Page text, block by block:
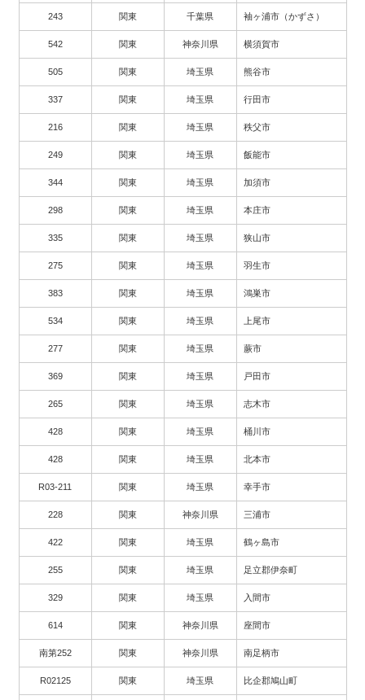
243 関東 千葉県 袖ヶ浦市（かずさ）
542 関東 神奈川県 横須賀市
505 関東 埼玉県 熊谷市
337 関東 埼玉県 行田市
216 関東 埼玉県 秩父市
249 関東 埼玉県 飯能市
344 関東 埼玉県 加須市
298 関東 埼玉県 本庄市
335 関東 埼玉県 狭山市
275 関東 埼玉県 羽生市
383 関東 埼玉県 鴻巣市
534 関東 埼玉県 上尾市
277 関東 埼玉県 蕨市
369 関東 埼玉県 戸田市
265 関東 埼玉県 志木市
428 関東 埼玉県 桶川市
428 関東 埼玉県 北本市
R03-211 関東 埼玉県 幸手市
228 関東 神奈川県 三浦市
422 関東 埼玉県 鶴ヶ島市
255 関東 埼玉県 足立郡伊奈町
329 関東 埼玉県 入間市
614 関東 神奈川県 座間市
南第252 関東 神奈川県 南足柄市
R02125 関東 埼玉県 比企郡鳩山町